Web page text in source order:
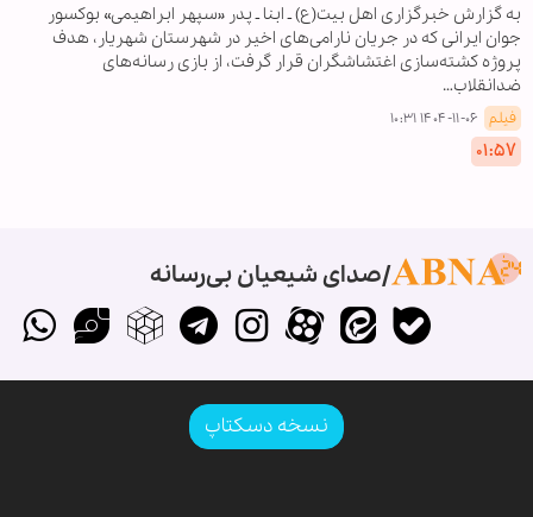
به گزارش خبرگزاری اهل بیت(ع) ـ ابنا ـ پدر «سپهر ابراهیمی» بوکسور
جوان ایرانی که در جریان نارامی‌های اخیر در شهرستان شهریار، هدف
پروژه کشته‌سازی اغتشاشگران قرار گرفت، از بازی رسانه‌های
ضدانقلاب…
فیلم ۱۴۰۴-۱۱-۰۶ ۱۰:۳۱
۰۱:۵۷
صدای شیعیان بی‌رسانه
نسخه دسکتاپ